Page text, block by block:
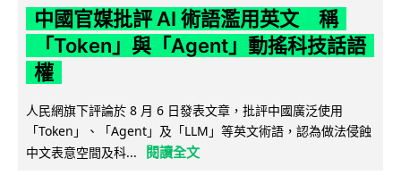
中國官媒批評 AI 術語濫用英文 稱
「Token」與「Agent」動搖科技話語
權
人民網旗下評論於 8 月 6 日發表文章，批評中國廣泛使用
「Token」、「Agent」及「LLM」等英文術語，認為做法侵蝕
中文表意空間及科...
閱讀全文